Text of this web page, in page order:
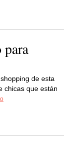
para
de esta
chicas que están